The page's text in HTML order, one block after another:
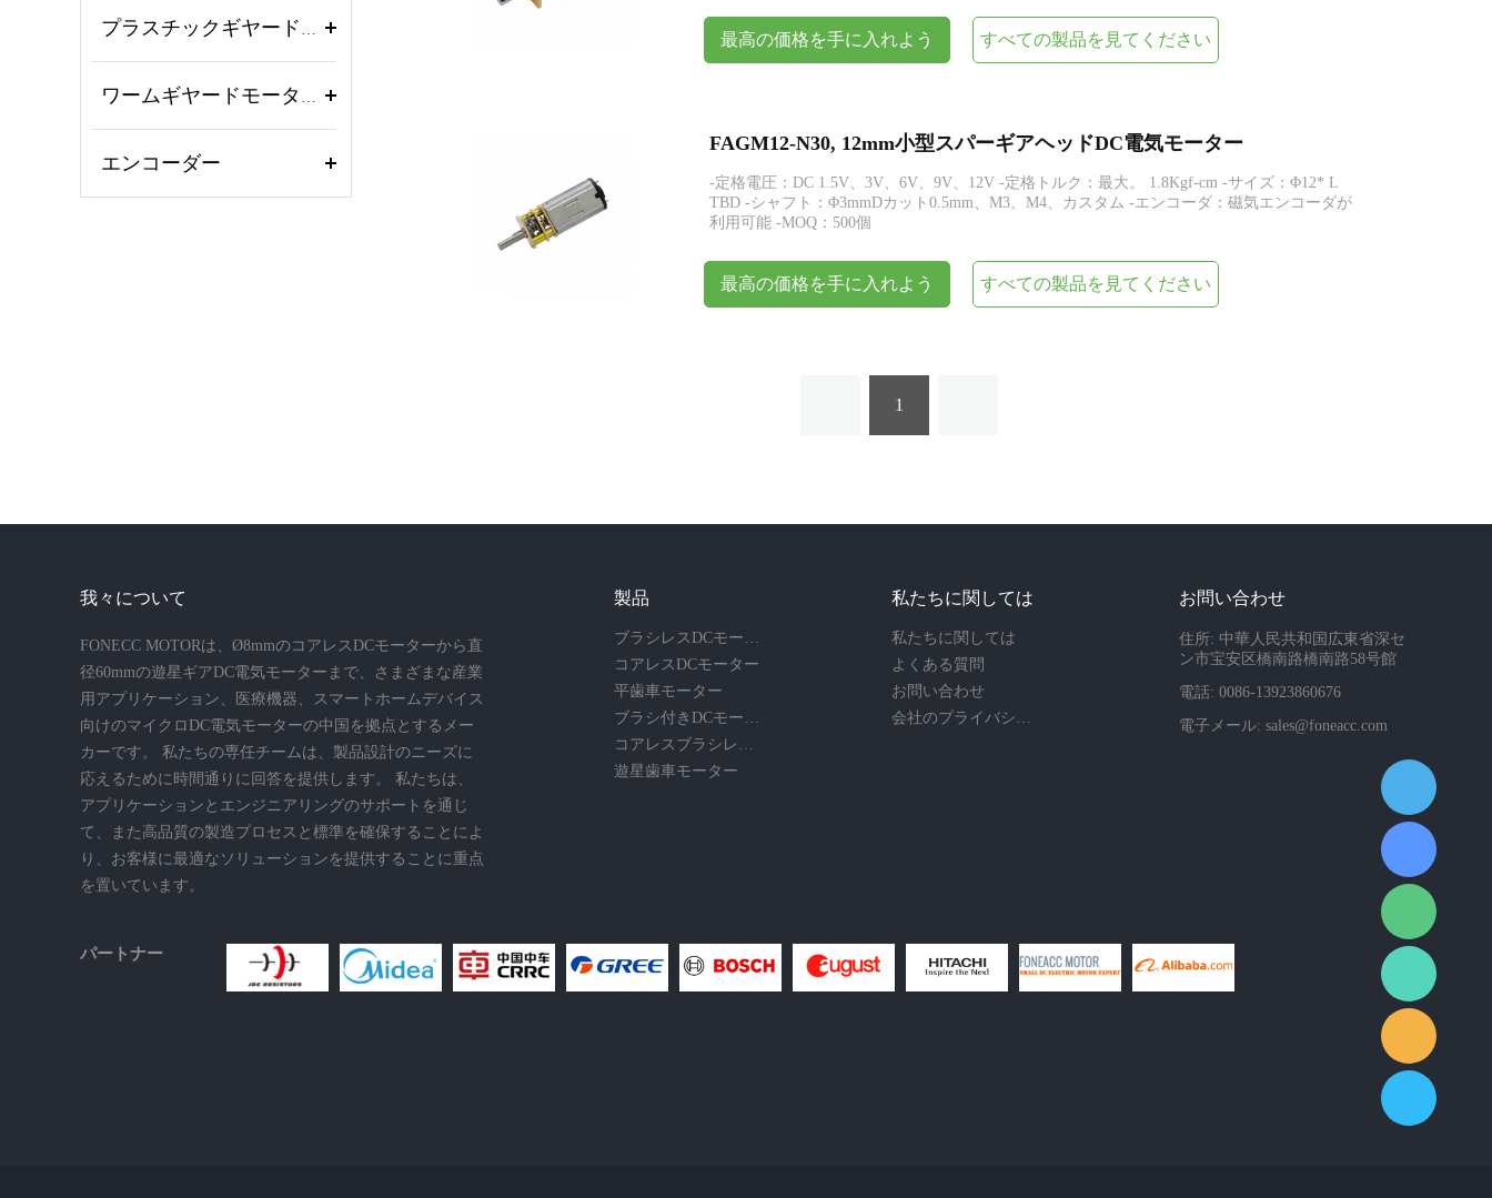
エンコーダー
最高の価格を手に入れよう すべての製品を見てください
FAGM12-N30, 12mm小型スパーギアヘッドDC電気モーター
-定格電圧：DC 1.5V、3V、6V、9V、12V -定格トルク：最大。 1.8Kgf-cm -サイズ：Φ12* L
TBD -シャフト：Φ3mmDカット0.5mm、M3、M4、カスタム -エンコーダ：磁気エンコーダが
利用可能 -MOQ：500個
最高の価格を手に入れよう すべての製品を見てください
1
我々について
FONECC MOTORは、Ø8mmのコアレスDCモーターから直
径60mmの遊星ギアDC電気モーターまで、さまざまな産業
用アプリケーション、医療機器、スマートホームデバイス
向けのマイクロDC電気モーターの中国を拠点とするメー
カーです。 私たちの専任チームは、製品設計のニーズに
応えるために時間通りに回答を提供します。 私たちは、
アプリケーションとエンジニアリングのサポートを通じ
て、また高品質の製造プロセスと標準を確保することによ
り、お客様に最適なソリューションを提供することに重点
を置いています。
製品
コアレスDCモーター
平歯車モーター
遊星歯車モーター
私たちに関しては
私たちに関しては
よくある質問
お問い合わせ
お問い合わせ
住所: 中華人民共和国広東省深セ
ン市宝安区橋南路橋南路58号館
電話: 0086-13923860676
電子メール: sales@foneacc.com
パートナー